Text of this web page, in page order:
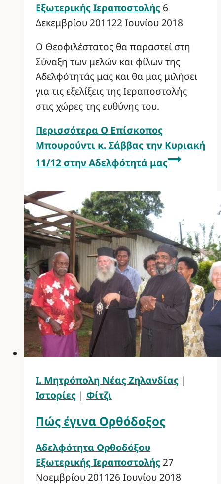
Εξωτερικής Ιεραποστολής 6
Δεκεμβρίου 201122 Ιουνίου 2018
Ο Θεοφιλέστατος θα παραστεί στη
Σύναξη των μελών και φίλων της
Αδελφότητάς μας και θα μας μιλήσει
για τις εξελίξεις της Ιεραποστολής
στις χώρες της ευθύνης του.
Περισσότερα Ο Επίσκοπος
Μπουρούντι κ. Σάββας την Κυριακή
11/12 στην Αδελφότητά μας
Ι. Μητρόπολη Νέας Ζηλανδίας |
Ιστορίες | Φίτζι
Πώς έγινα Ορθόδοξος
Αδελφότητα Ορθοδόξου
Εξωτερικής Ιεραποστολής 27
Νοεμβρίου 201126 Ιουνίου 2018